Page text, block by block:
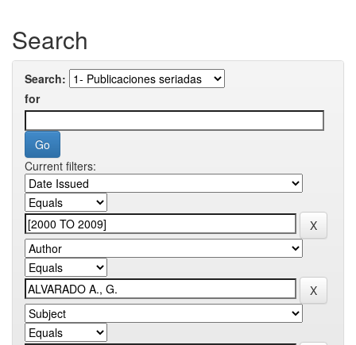
Search
Search:
for
Current filters: